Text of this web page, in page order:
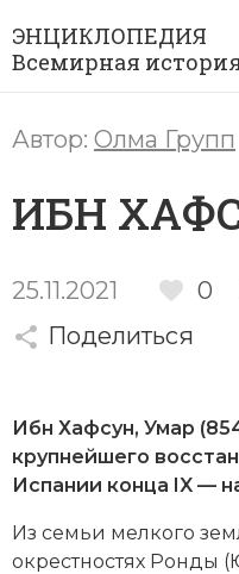
ЭНЦИКЛОПЕДИЯ
Всемирная
Азия
Археология
Африка
Византия
Военная история
Генеалогия,
Периоды
История Древнего
История Средних
Новая история
Новейшая история
У Ф Х Ц
Ю Я
Вход для экспертов
Автор: Олма Групп
ИБН
25.11.2021 0
Поделиться
Ибн Хафсун, Умар
крупнейшего
Испании конца IX —
Из семьи мелкого
окрестностях Ронды